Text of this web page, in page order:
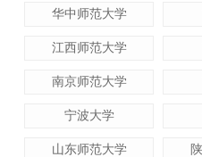
华中师范大学
江西师范大学
南京师范大学
宁波大学
山东师范大学